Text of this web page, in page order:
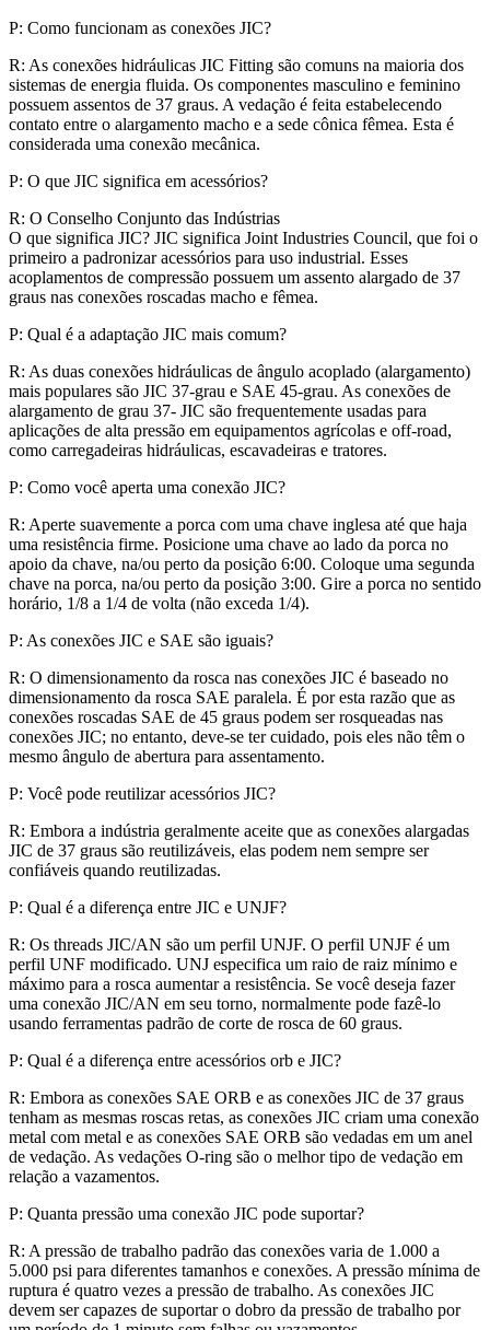
P: Como funcionam as conexões JIC?
R: As conexões hidráulicas JIC Fitting são comuns na maioria dos
sistemas de energia fluida. Os componentes masculino e feminino
possuem assentos de 37 graus. A vedação é feita estabelecendo
contato entre o alargamento macho e a sede cônica fêmea. Esta é
considerada uma conexão mecânica.
P: O que JIC significa em acessórios?
R: O Conselho Conjunto das Indústrias
O que significa JIC? JIC significa Joint Industries Council, que foi o
primeiro a padronizar acessórios para uso industrial. Esses
acoplamentos de compressão possuem um assento alargado de 37
graus nas conexões roscadas macho e fêmea.
P: Qual é a adaptação JIC mais comum?
R: As duas conexões hidráulicas de ângulo acoplado (alargamento)
mais populares são JIC 37-grau e SAE 45-grau. As conexões de
alargamento de grau 37- JIC são frequentemente usadas para
aplicações de alta pressão em equipamentos agrícolas e off-road,
como carregadeiras hidráulicas, escavadeiras e tratores.
P: Como você aperta uma conexão JIC?
R: Aperte suavemente a porca com uma chave inglesa até que haja
uma resistência firme. Posicione uma chave ao lado da porca no
apoio da chave, na/ou perto da posição 6:00. Coloque uma segunda
chave na porca, na/ou perto da posição 3:00. Gire a porca no sentido
horário, 1/8 a 1/4 de volta (não exceda 1/4).
P: As conexões JIC e SAE são iguais?
R: O dimensionamento da rosca nas conexões JIC é baseado no
dimensionamento da rosca SAE paralela. É por esta razão que as
conexões roscadas SAE de 45 graus podem ser rosqueadas nas
conexões JIC; no entanto, deve-se ter cuidado, pois eles não têm o
mesmo ângulo de abertura para assentamento.
P: Você pode reutilizar acessórios JIC?
R: Embora a indústria geralmente aceite que as conexões alargadas
JIC de 37 graus são reutilizáveis, elas podem nem sempre ser
confiáveis ​​quando reutilizadas.
P: Qual é a diferença entre JIC e UNJF?
R: Os threads JIC/AN são um perfil UNJF. O perfil UNJF é um
perfil UNF modificado. UNJ especifica um raio de raiz mínimo e
máximo para a rosca aumentar a resistência. Se você deseja fazer
uma conexão JIC/AN em seu torno, normalmente pode fazê-lo
usando ferramentas padrão de corte de rosca de 60 graus.
P: Qual é a diferença entre acessórios orb e JIC?
R: Embora as conexões SAE ORB e as conexões JIC de 37 graus
tenham as mesmas roscas retas, as conexões JIC criam uma conexão
metal com metal e as conexões SAE ORB são vedadas em um anel
de vedação. As vedações O-ring são o melhor tipo de vedação em
relação a vazamentos.
P: Quanta pressão uma conexão JIC pode suportar?
R: A pressão de trabalho padrão das conexões varia de 1.000 a
5.000 psi para diferentes tamanhos e conexões. A pressão mínima de
ruptura é quatro vezes a pressão de trabalho. As conexões JIC
devem ser capazes de suportar o dobro da pressão de trabalho por